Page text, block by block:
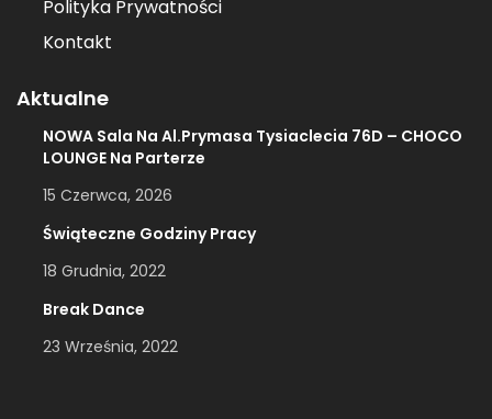
Polityka Prywatności
Kontakt
Aktualne
NOWA Sala Na Al.Prymasa Tysiaclecia 76D – CHOCO
LOUNGE Na Parterze
15 Czerwca, 2026
Świąteczne Godziny Pracy
18 Grudnia, 2022
Break Dance
23 Września, 2022